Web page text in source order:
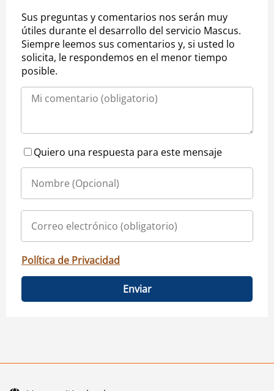
Sus preguntas y comentarios nos serán muy
útiles durante el desarrollo del servicio Mascus.
Siempre leemos sus comentarios y, si usted lo
solicita, le respondemos en el menor tiempo
posible.
Quiero una respuesta para este mensaje
Política de Privacidad
Enviar